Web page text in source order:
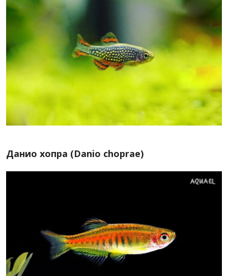
Данио хопра (Danio choprae)